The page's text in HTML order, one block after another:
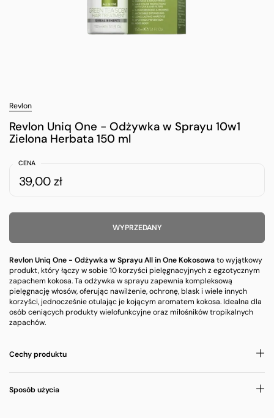
Revlon
Revlon Uniq One - Odżywka w Sprayu 10w1
Zielona Herbata 150 ml
CENA
39,00 zł
WYPRZEDANY
Revlon Uniq One - Odżywka w Sprayu All in One Kokosowato wyjątkowy
produkt, który łączy w sobie 10 korzyści pielęgnacyjnych z egzotycznym
zapachem kokosa. Ta odżywka w sprayu zapewnia kompleksową
pielęgnację włosów, oferując nawilżenie, ochronę, blask i wiele innych
korzyści, jednocześnie otulając je kojącym aromatem kokosa. Idealna dla
osób ceniących produkty wielofunkcyjne oraz miłośników tropikalnych
zapachów.
Cechy produktu
Sposób użycia